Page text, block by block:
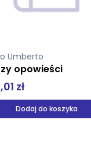
Umberto
w Pradze
zł
Produkt niedostępny